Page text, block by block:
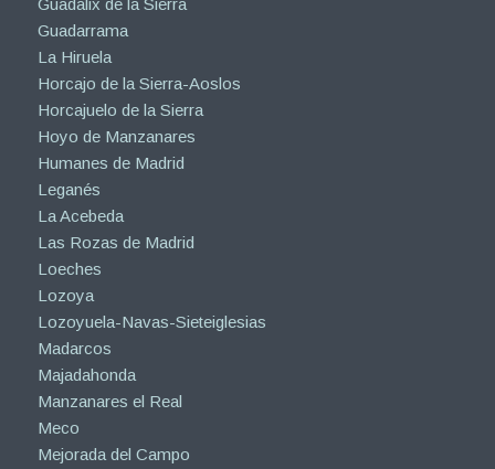
Guadarrama
La Hiruela
Horcajo de la Sierra-Aoslos
Horcajuelo de la Sierra
Hoyo de Manzanares
Humanes de Madrid
Leganés
La Acebeda
Las Rozas de Madrid
Loeches
Lozoya
Lozoyuela-Navas-Sieteiglesias
Madarcos
Majadahonda
Manzanares el Real
Meco
Mejorada del Campo